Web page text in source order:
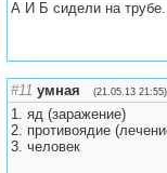
А И Б сидели на
#11 умная (21.05.13 21:55)
1. яд (заражение)
2. противоядие
3. человек